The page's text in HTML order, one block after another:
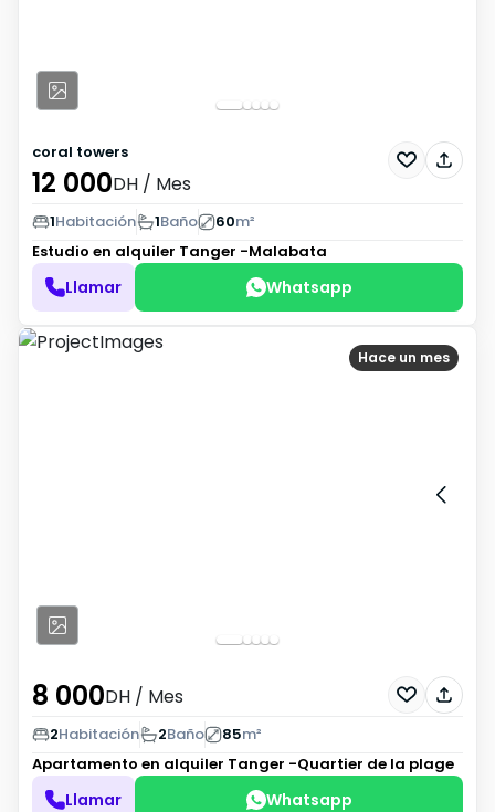
coral towers
12 000DH / Mes
1Habitación 1Baño 60m²
Estudio en alquiler Tanger -Malabata
Llamar Whatsapp
Hace un mes
8 000DH / Mes
2Habitación 2Baño 85m²
Apartamento en alquiler Tanger -Quartier de la plage
Llamar Whatsapp